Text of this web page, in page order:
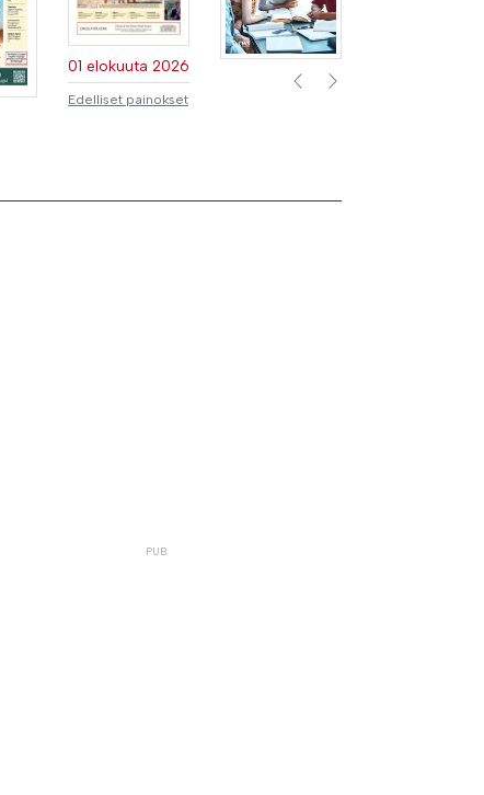
01 elokuuta 2026
Edelliset painokset Previous
Next